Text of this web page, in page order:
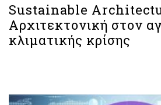
Sustainable
Αρχιτεκτονική στον
κλιματικής κρίσης